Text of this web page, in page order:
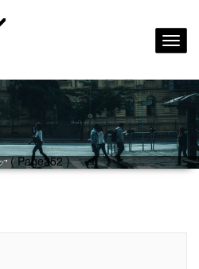
"( Page252 )